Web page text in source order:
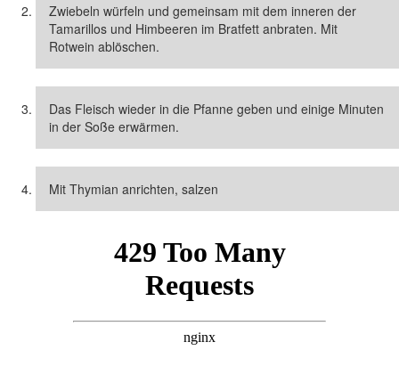
Zwiebeln würfeln und gemeinsam mit dem inneren der
Tamarillos und Himbeeren im Bratfett anbraten. Mit
Rotwein ablöschen.
Das Fleisch wieder in die Pfanne geben und einige Minuten
in der Soße erwärmen.
Mit Thymian anrichten, salzen